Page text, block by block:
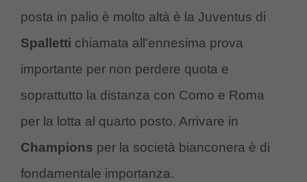
posta in palio è molto altà è la Juventus di
Spalletti chiamata all’ennesima prova
importante per non perdere quota e
soprattutto la distanza con Como e Roma
per la lotta al quarto posto. Arrivare in
Champions per la società bianconera è di
fondamentale importanza.